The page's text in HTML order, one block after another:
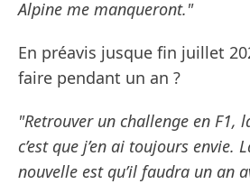
Alpine me manqueront."
En préavis jusque fin juillet
faire pendant un an ?
"Retrouver un challenge en F1,
c’est que j’en ai toujours envie.
nouvelle est qu’il faudra un an